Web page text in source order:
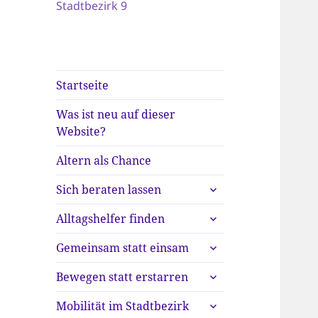
Stadtbezirk 9
Startseite
Was ist neu auf dieser
Website?
Altern als Chance
Sich beraten lassen
untermenü
anzeigen
Alltagshelfer finden
untermenü
anzeigen
Gemeinsam statt einsam
untermenü
anzeigen
Bewegen statt erstarren
untermenü
anzeigen
Mobilität im Stadtbezirk
untermenü